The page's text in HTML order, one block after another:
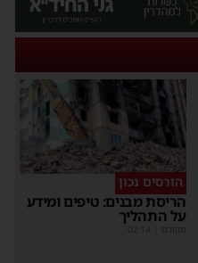
הורסים נכון
הריסת מבנים: טיפים ומידע
על התהליך